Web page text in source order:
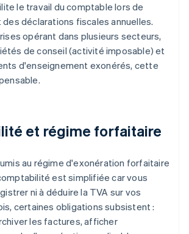
le travail du comptable lors de
déclarations fiscales annuelles.
opérant dans plusieurs secteurs,
de conseil (activité imposable) et
d'enseignement exonérés, cette
et régime forfaitaire
au régime d'exonération forfaitaire
est simplifiée car vous
ni à déduire la TVA sur vos
certaines obligations subsistent :
les factures, afficher